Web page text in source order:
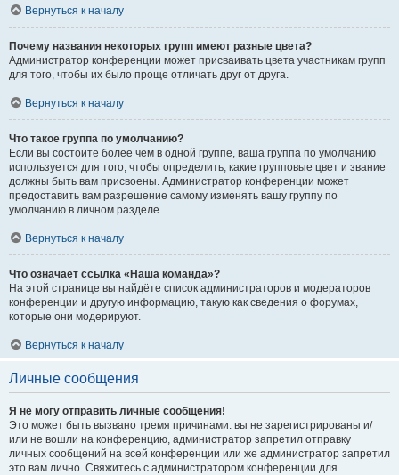
Вернуться к началу
Почему названия некоторых групп имеют разные цвета?
Администратор конференции может присваивать цвета участникам групп
для того, чтобы их было проще отличать друг от друга.
Вернуться к началу
Что такое группа по умолчанию?
Если вы состоите более чем в одной группе, ваша группа по умолчанию
используется для того, чтобы определить, какие групповые цвет и звание
должны быть вам присвоены. Администратор конференции может
предоставить вам разрешение самому изменять вашу группу по
умолчанию в личном разделе.
Вернуться к началу
Что означает ссылка «Наша команда»?
На этой странице вы найдёте список администраторов и модераторов
конференции и другую информацию, такую как сведения о форумах,
которые они модерируют.
Вернуться к началу
Личные сообщения
Я не могу отправить личные сообщения!
Это может быть вызвано тремя причинами: вы не зарегистрированы и/
или не вошли на конференцию, администратор запретил отправку
личных сообщений на всей конференции или же администратор запретил
это вам лично. Свяжитесь с администратором конференции для